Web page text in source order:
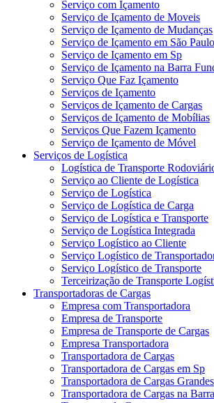
Serviço com Içamento
Serviço de Içamento de Moveis
Serviço de Içamento de Mudanças
Serviço de Içamento em São Paulo
Serviço de Içamento em Sp
Serviço de Içamento na Barra
Serviço Que Faz Içamento
Serviços de Içamento
Serviços de Içamento de Cargas
Serviços de Içamento de Mobílias
Serviços Que Fazem Içamento
Serviço de Içamento de Móvel
Serviços de Logística
Logística de Transporte
Serviço ao Cliente de Logística
Serviço de Logística
Serviço de Logística de Carga
Serviço de Logística e Transporte
Serviço de Logística Integrada
Serviço Logístico ao Cliente
Serviço Logístico de
Serviço Logístico de Transporte
Terceirização de Transporte
Transportadoras de Cargas
Empresa com Transportadora
Empresa de Transporte
Empresa de Transporte de Cargas
Empresa Transportadora
Transportadora de Cargas
Transportadora de Cargas em Sp
Transportadora de Cargas Grandes
Transportadora de Cargas na